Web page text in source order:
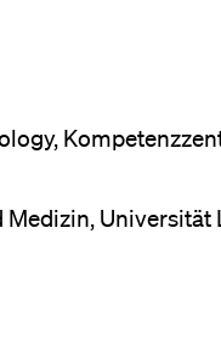
Universität